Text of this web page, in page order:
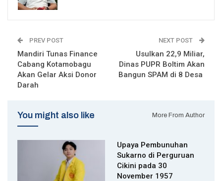
PREV POST
Mandiri Tunas Finance
Cabang Kotamobagu
Akan Gelar Aksi Donor
Darah
NEXT POST
Usulkan 22,9 Miliar,
Dinas PUPR Boltim Akan
Bangun SPAM di 8 Desa
You might also like More From Author
Upaya Pembunuhan
Sukarno di Perguruan
Cikini pada 30
November 1957